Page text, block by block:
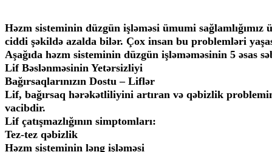
Həzm sisteminin düzgün işləməsi ümumi
ciddi şəkildə azalda bilər. Çox insan bu problemləri
Aşağıda həzm sisteminin düzgün işləməməsinin 5 əsas
Lif Bəslənməsinin Yetərsizliyi
Bağırsaqlarınızın Dostu – Liflər
Lif, bağırsaq hərəkətliliyini artıran və qəbizlik
vacibdir.
Lif çatışmazlığının simptomları:
Tez-tez qəbizlik
Həzm sisteminin ləng işləməsi